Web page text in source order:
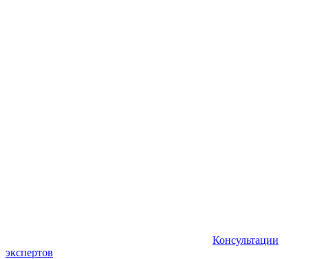
Консультации
экспертов